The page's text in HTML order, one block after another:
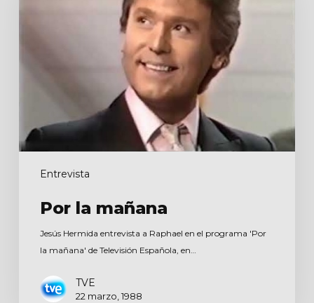
Entrevista
Por la mañana
Jesús Hermida entrevista a Raphael en el programa 'Por
la mañana' de Televisión Española, en…
TVE
22 marzo, 1988